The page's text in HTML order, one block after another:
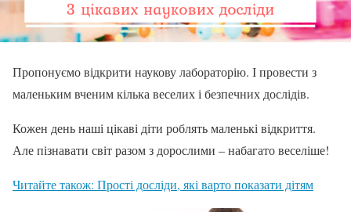
Пропонуємо відкрити наукову лабораторію. І провести з
маленьким вченим кілька веселих і безпечних дослідів.
Кожен день наші цікаві діти роблять маленькі відкриття.
Але пізнавати світ разом з дорослими – набагато веселіше!
Читайте також: Прості досліди, які варто показати дітям